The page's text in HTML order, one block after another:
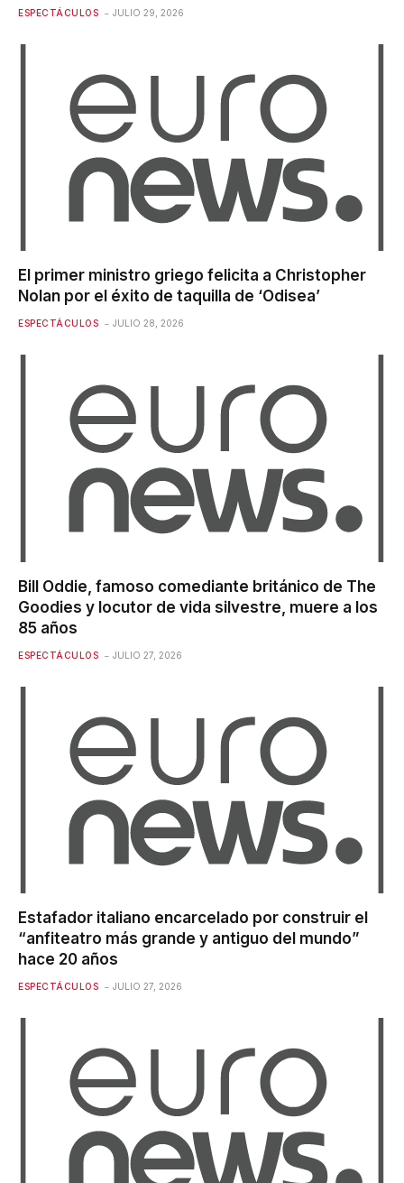
ESPECTÁCULOS JULIO 29, 2026
El primer ministro griego felicita a Christopher
Nolan por el éxito de taquilla de ‘Odisea’
ESPECTÁCULOS JULIO 28, 2026
Bill Oddie, famoso comediante británico de The
Goodies y locutor de vida silvestre, muere a los
85 años
ESPECTÁCULOS JULIO 27, 2026
Estafador italiano encarcelado por construir el
“anfiteatro más grande y antiguo del mundo”
hace 20 años
ESPECTÁCULOS JULIO 27, 2026